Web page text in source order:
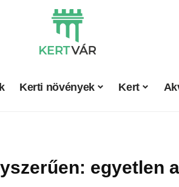
Kerti növények Kert
egyetlen